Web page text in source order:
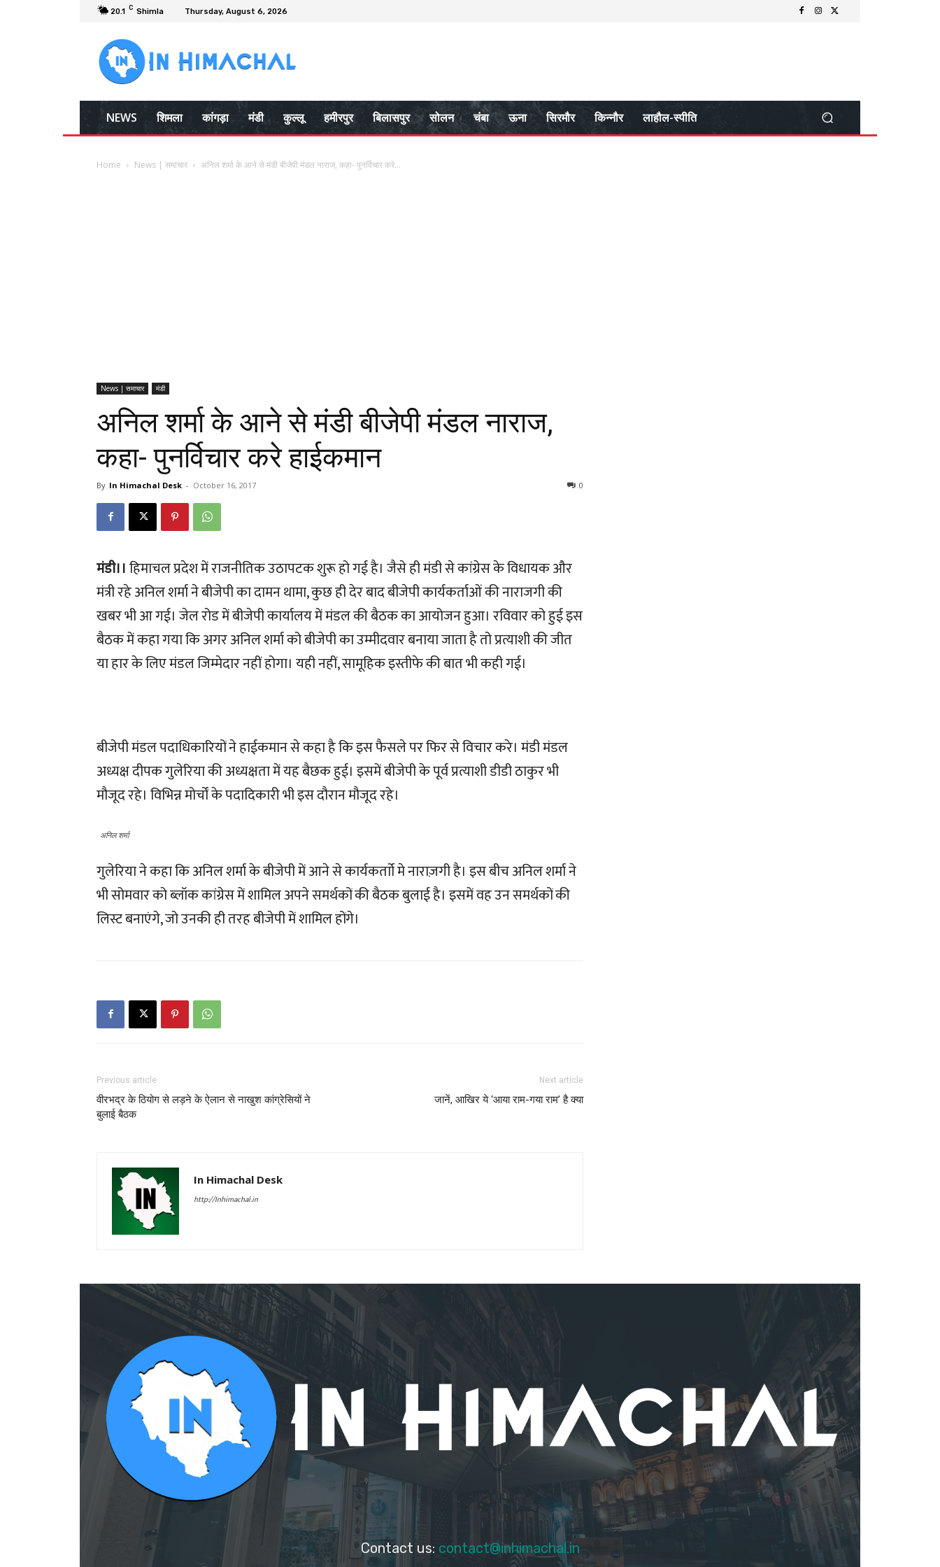
20.1 C Shimla Thursday, August 6, 2026
NEWS शिमला कांगड़ा मंडी कुल्लू हमीरपुर बिलासपुर सोलन चंबा ऊना सिरमौर किन्नौर लाहौल-स्पीति
Home News | समाचार अनिल शर्मा के आने से मंडी बीजेपी मंडल नाराज, कहा- पुनर्विचार करे...
News | समाचार मंडी
अनिल शर्मा के आने से मंडी बीजेपी मंडल नाराज,
कहा- पुनर्विचार करे हाईकमान
By In Himachal Desk - October 16, 2017 0
मंडी।।हिमाचल प्रदेश में राजनीतिक उठापटक शुरू हो गई है। जैसे ही मंडी से कांग्रेस के विधायक और
मंत्री रहे अनिल शर्मा ने बीजेपी का दामन थामा, कुछ ही देर बाद बीजेपी कार्यकर्ताओं की नाराजगी की
खबर भी आ गई। जेल रोड में बीजेपी कार्यालय में मंडल की बैठक का आयोजन हुआ। रविवार को हुई इस
बैठक में कहा गया कि अगर अनिल शर्मा को बीजेपी का उम्मीदवार बनाया जाता है तो प्रत्याशी की जीत
या हार के लिए मंडल जिम्मेदार नहीं होगा। यही नहीं, सामूहिक इस्तीफे की बात भी कही गई।
बीजेपी मंडल पदाधिकारियों ने हाईकमान से कहा है कि इस फैसले पर फिर से विचार करे। मंडी मंडल
अध्यक्ष दीपक गुलेरिया की अध्यक्षता में यह बैछक हुई। इसमें बीजेपी के पूर्व प्रत्याशी डीडी ठाकुर भी
मौजूद रहे। विभिन्न मोर्चों के पदादिकारी भी इस दौरान मौजूद रहे।
अनिल शर्मा
गुलेरिया ने कहा कि अनिल शर्मा के बीजेपी में आने से कार्यकर्ताो मे नाराज़गी है। इस बीच अनिल शर्मा ने
भी सोमवार को ब्लॉक कांग्रेस में शामिल अपने समर्थकों की बैठक बुलाई है। इसमें वह उन समर्थकों की
लिस्ट बनाएंगे, जो उनकी ही तरह बीजेपी में शामिल होंगे।
Previous article
वीरभद्र के ठियोग से लड़ने के ऐलान से नाखुश कांग्रेसियों ने
बुलाई बैठक
Next article
जानें, आखिर ये ‘आया राम-गया राम’ है क्या
In Himachal Desk
http://Inhimachal.in
Contact us: contact@inhimachal.in